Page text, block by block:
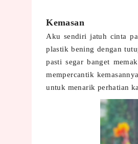
Kemasan
Aku sendiri jatuh cinta
plastik bening dengan
pasti segar banget
mempercantik
untuk menarik perhatian